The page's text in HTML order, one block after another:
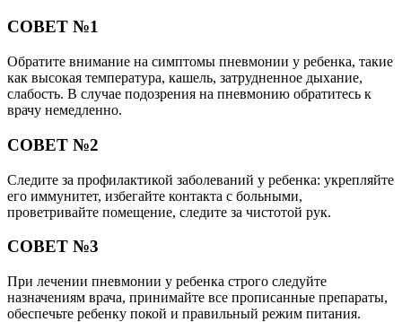
СОВЕТ №1
Обратите внимание на симптомы пневмонии у ребенка, такие
как высокая температура, кашель, затрудненное дыхание,
слабость. В случае подозрения на пневмонию обратитесь к
врачу немедленно.
СОВЕТ №2
Следите за профилактикой заболеваний у ребенка: укрепляйте
его иммунитет, избегайте контакта с больными,
проветривайте помещение, следите за чистотой рук.
СОВЕТ №3
При лечении пневмонии у ребенка строго следуйте
назначениям врача, принимайте все прописанные препараты,
обеспечьте ребенку покой и правильный режим питания.